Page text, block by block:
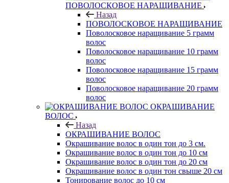
ПОВОЛОСКОВОЕ НАРАЩИВАНИЕ
Назад
ПОВОЛОСКОВОЕ НАРАЩИВАНИЕ
Поволосковое наращивание 5 грамм
волос
Поволосковое наращивание 10 грамм
волос
Поволосковое наращивание 15 грамм
волос
Поволосковое наращивание 20 грамм
волос
ОКРАШИВАНИЕ
ВОЛОС
Назад
ОКРАШИВАНИЕ ВОЛОС
Окрашивание волос в один тон до 3 см.
Окрашивание волос в один тон до 10 см
Окрашивание волос в один тон до 20 см
Окрашивание волос в один тон свыше 20 см
Тонирование волос до 10 см